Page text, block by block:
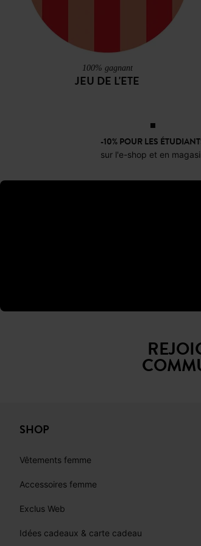
100% gagnant
JEU DE L'ETE
-10% POUR LES
sur l'e-shop et en
SHOP
Vêtements femme
Accessoires femme
Exclus Web
Idées cadeaux & carte cadeau